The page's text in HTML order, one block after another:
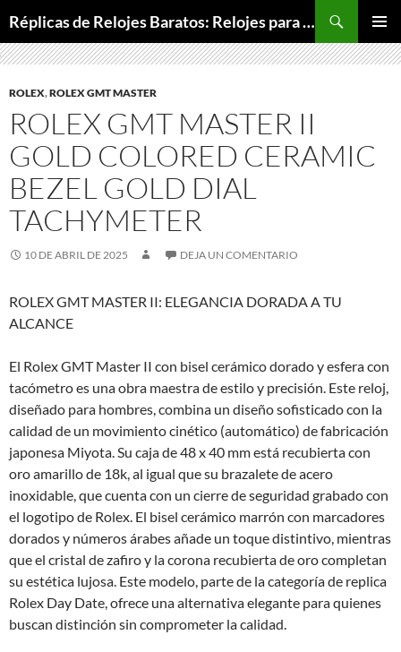
Réplicas de Relojes Baratos: Relojes para Todos los Bolsillos, Relojes de Lujo a Precios Bajos
MENÚ
AL
ROLEX,ROLEX GMT MASTER
ROLEX GMT MASTER II
GOLD COLORED CERAMIC
BEZEL GOLD DIAL
TACHYMETER
10 DE ABRIL DE 2025 DEJA UN COMENTARIO
ROLEX GMT MASTER II: ELEGANCIA DORADA A TU
ALCANCE
El Rolex GMT Master II con bisel cerámico dorado y esfera con
tacómetro es una obra maestra de estilo y precisión. Este reloj,
diseñado para hombres, combina un diseño sofisticado con la
calidad de un movimiento cinético (automático) de fabricación
japonesa Miyota. Su caja de 48 x 40 mm está recubierta con
oro amarillo de 18k, al igual que su brazalete de acero
inoxidable, que cuenta con un cierre de seguridad grabado con
el logotipo de Rolex. El bisel cerámico marrón con marcadores
dorados y números árabes añade un toque distintivo, mientras
que el cristal de zafiro y la corona recubierta de oro completan
su estética lujosa. Este modelo, parte de la categoría de replica
Rolex Day Date, ofrece una alternativa elegante para quienes
buscan distinción sin comprometer la calidad.